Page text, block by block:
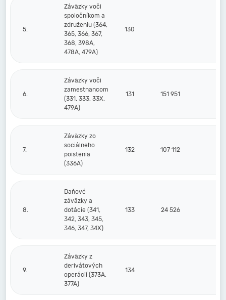
5.
Záväzky voči
spoločníkom a
združeniu (364,
365, 366, 367,
368, 398A,
478A, 479A)
130
6.
Záväzky voči
zamestnancom
(331, 333, 33X,
479A)
131 151 951
7.
Záväzky zo
sociálneho
poistenia
(336A)
132 107 112
8.
Daňové
záväzky a
dotácie (341,
342, 343, 345,
346, 347, 34X)
133 24 526
9.
Záväzky z
derivátových
operácií (373A,
377A)
134